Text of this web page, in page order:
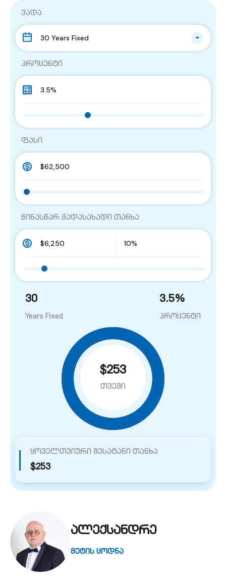
ვადა
30 Years Fixed
პროცენტი
ფასი
წინასწარ გადასახადი თანხა
30
Years Fixed
3.5%
პროცენტი
$253
თვეში
ყოველთვიური შესატანი თანხა
$253
ალექსანდრე
მეტის ცოდნა